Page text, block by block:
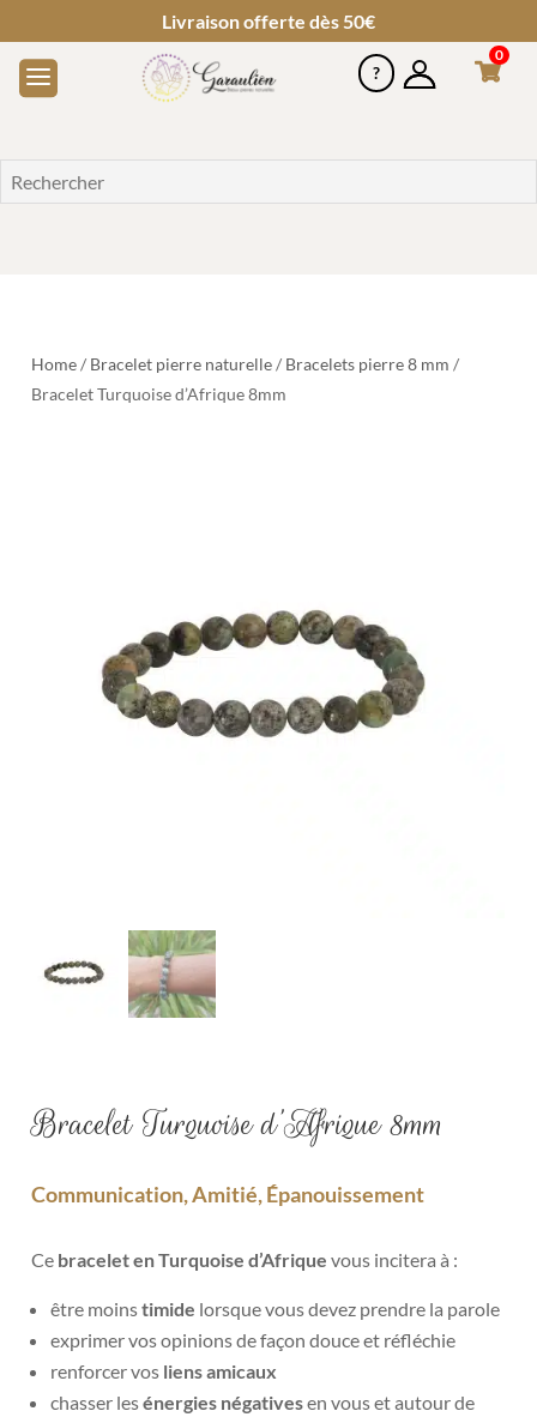
Livraison offerte dès 50€
0
Home/ Bracelet pierre naturelle/ Bracelets pierre 8 mm /
Bracelet Turquoise d’Afrique 8mm
Bracelet Turquoise d’Afrique 8mm
Communication, Amitié, Épanouissement
Ce bracelet en Turquoise d’Afrique vous incitera à :
être moinstimide lorsque vous devez prendre la parole
exprimer vos opinions de façon douce et réfléchie
renforcer vos liens amicaux
chasser lesénergies négativesen vous et autour de